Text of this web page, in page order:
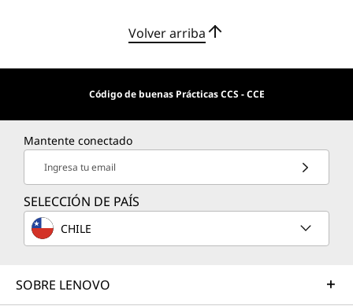
Volver arriba
Código de buenas Prácticas CCS - CCE
Mantente conectado
Ingresa tu email
SELECCIÓN DE PAÍS
CHILE
SOBRE LENOVO